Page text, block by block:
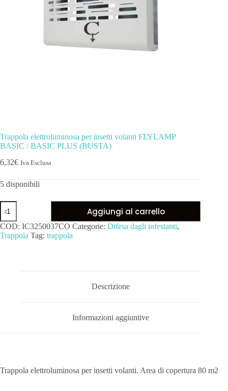
Trappola elettroluminosa per insetti volanti FLYLAMP
BASIC / BASIC PLUS (BUSTA)
6,32€ Iva Esclusa
5 disponibili
Aggiungi al carrello
COD: IC3250037CO Categorie: Difesa dagli infestanti,
Trappola Tag: trappola
Descrizione
Informazioni aggiuntive
Trappola elettroluminosa per insetti volanti. Area di copertura 80 m2